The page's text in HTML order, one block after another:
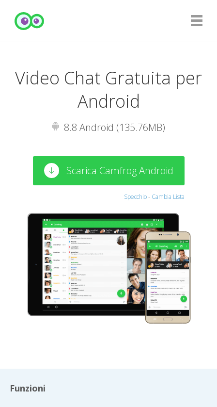
Video Chat Gratuita per
Android
8.8 Android (135.76MB)
Scarica Camfrog Android
Specchio- Cambia Lista
Funzioni